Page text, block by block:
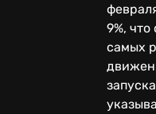
9%,
самых